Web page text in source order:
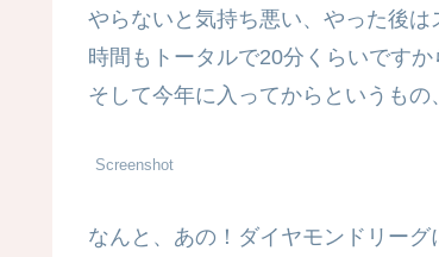
やらないと気持ち悪い、やった後は
時間もトータルで20分くらいですか
そして今年に入ってからというも
Screenshot
なんと、あの！ダイヤモンドリーグ